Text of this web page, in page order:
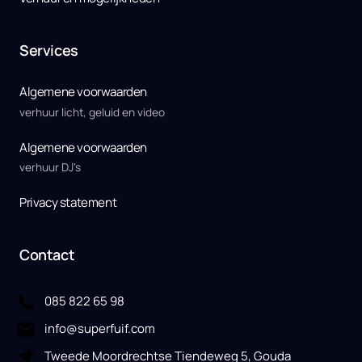
Services
Algemene voorwaarden
verhuur licht, geluid en video
Algemene voorwaarden
verhuur DJ's
Privacy statement
Contact
085 822 65 98
info@superfuif.com
Tweede Moordrechtse Tiendeweg 5, Gouda